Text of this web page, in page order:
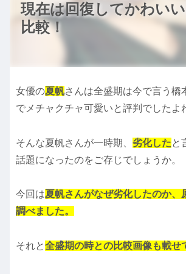
現在は回復してかわい
比較！
女優の夏帆さんは全盛期は今で言う橋
でメチャクチャ可愛いと評判でしたよ
そんな夏帆さんが一時期、 劣化したと
話題になったのをご存じでしょうか。
今回は夏帆さんがなぜ劣化したのか、
調べました。
それと全盛期の時との比較画像も載せ